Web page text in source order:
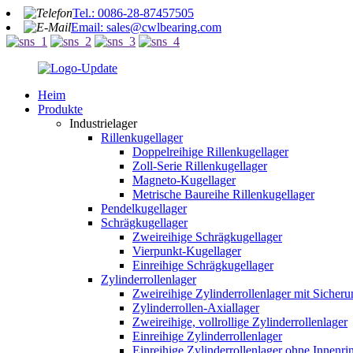
Tel.: 0086-28-87457505
Email: sales@cwlbearing.com
Heim
Produkte
Industrielager
Rillenkugellager
Doppelreihige Rillenkugellager
Zoll-Serie Rillenkugellager
Magneto-Kugellager
Metrische Baureihe Rillenkugellager
Pendelkugellager
Schrägkugellager
Zweireihige Schrägkugellager
Vierpunkt-Kugellager
Einreihige Schrägkugellager
Zylinderrollenlager
Zweireihige Zylinderrollenlager mit
Zylinderrollen-Axiallager
Zweireihige, vollrollige Zylinderrollenlager
Einreihige Zylinderrollenlager
Einreihige Zylinderrollenlager ohne